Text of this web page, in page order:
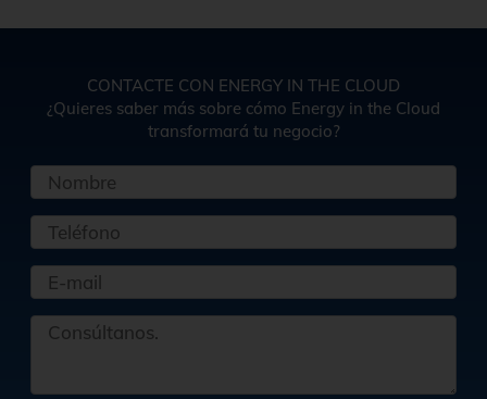
CONTACTE CON ENERGY IN THE CLOUD
¿Quieres saber más sobre cómo Energy in the Cloud
transformará tu negocio?